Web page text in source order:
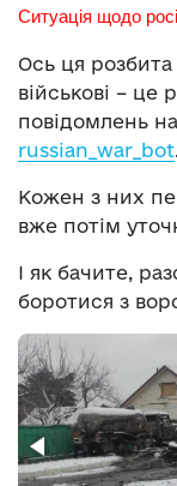
Ситуація щодо
Ось ця розбита
військові – це
повідомлень
russian_war_bot
Кожен з них
вже потім
І як бачите,
боротися з